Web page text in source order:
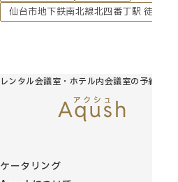
仙台市地下鉄南北線北四番丁駅 徒歩1分
レンタル会議室・ホテル内会議室の予約サイト
ケータリング